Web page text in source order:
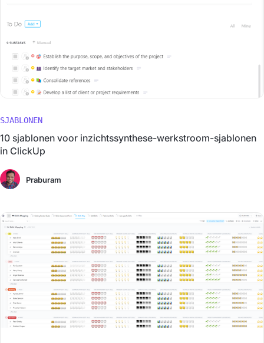
SJABLONEN
10 sjablonen voor inzichtssynthese-werkstroom-sjablonen
in ClickUp
Praburam